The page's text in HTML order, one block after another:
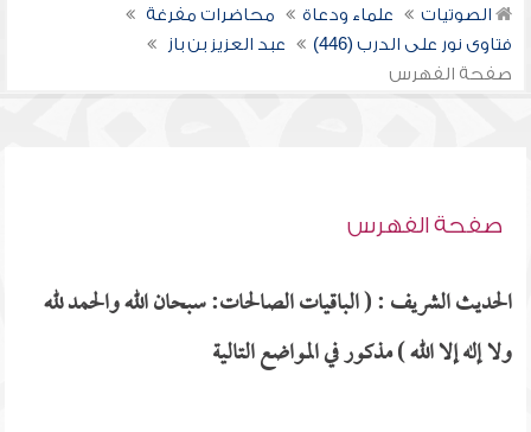
الصوتيات علماء ودعاة
محاضرات مفرغة
فتاوى نور على الدرب (446)
عبد العزيز بن باز
صفحة الفهرس
صفحة الفهرس
الحديث الشريف : ( الباقيات الصالحات: سبحان الله والحمد لله
ولا إله إلا الله ) مذكور في المواضع التالية